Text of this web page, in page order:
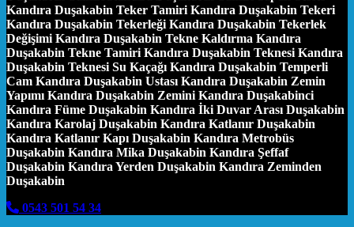
Kandıra Duşakabin Teker Tamiri Kandıra Duşakabin Tekeri
Kandıra Duşakabin Tekerleği Kandıra Duşakabin Tekerlek
Değişimi Kandıra Duşakabin Tekne Kaldırma Kandıra
Duşakabin Tekne Tamiri Kandıra Duşakabin Teknesi Kandıra
Duşakabin Teknesi Su Kaçağı Kandıra Duşakabin Temperli
Cam Kandıra Duşakabin Ustası Kandıra Duşakabin Zemin
Yapımı Kandıra Duşakabin Zemini Kandıra Duşakabinci
Kandıra Füme Duşakabin Kandıra İki Duvar Arası Duşakabin
Kandıra Karolaj Duşakabin Kandıra Katlanır Duşakabin
Kandıra Katlanır Kapı Duşakabin Kandıra Metrobüs
Duşakabin Kandıra Mika Duşakabin Kandıra Şeffaf
Duşakabin Kandıra Yerden Duşakabin Kandıra Zeminden
Duşakabin
0543 501 54 34